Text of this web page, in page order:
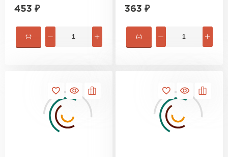
453 ₽ 363 ₽